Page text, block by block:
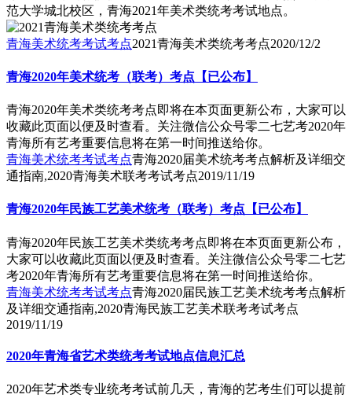
范大学城北校区，青海2021年美术类统考考试地点。
青海美术统考考试考点2021青海美术类统考考点2020/12/2
青海2020年美术统考（联考）考点【已公布】
青海2020年美术类统考考点即将在本页面更新公布，大家可以
收藏此页面以便及时查看。关注微信公众号零二七艺考2020年
青海所有艺考重要信息将在第一时间推送给你。
青海美术统考考试考点青海2020届美术统考考点解析及详细交
通指南,2020青海美术联考考试考点2019/11/19
青海2020年民族工艺美术统考（联考）考点【已公布】
青海2020年民族工艺美术类统考考点即将在本页面更新公布，
大家可以收藏此页面以便及时查看。关注微信公众号零二七艺
考2020年青海所有艺考重要信息将在第一时间推送给你。
青海美术统考考试考点青海2020届民族工艺美术统考考点解析
及详细交通指南,2020青海民族工艺美术联考考试考点
2019/11/19
2020年青海省艺术类统考考试地点信息汇总
2020年艺术类专业统考考试前几天，青海的艺考生们可以提前